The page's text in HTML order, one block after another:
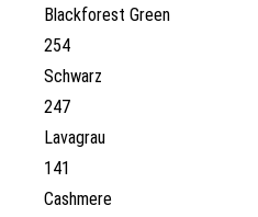
Blackforest Green
254
Schwarz
247
Lavagrau
141
Cashmere